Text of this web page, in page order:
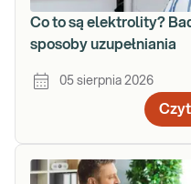
Co to są elektrolity?
sposoby uzupełniania
05 sierpnia 2026